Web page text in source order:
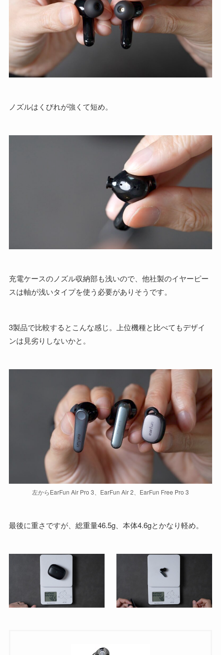
ノズルはくびれが強くて短め。
充電ケースのノズル収納部も浅いので、他社製のイヤーピー
スは軸が浅いタイプを使う必要がありそうです。
3製品で比較するとこんな感じ。上位機種と比べてもデザイ
ンは見劣りしないかと。
左からEarFun Air Pro 3、EarFun Air 2、EarFun Free Pro 3
最後に重さですが、総重量46.5g、本体4.6gとかなり軽め。